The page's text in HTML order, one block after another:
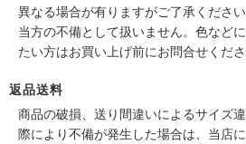
異なる場合が有りますがご了承くださ
当方の不備として扱いません。色など
たい方はお買い上げ前にお問合せくだ
返品送料
商品の破損、送り間違いによるサイズ
際により不備が発生した場合は、当店